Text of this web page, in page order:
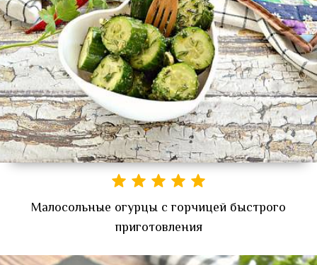
Малосольные огурцы с горчицей быстрого
приготовления